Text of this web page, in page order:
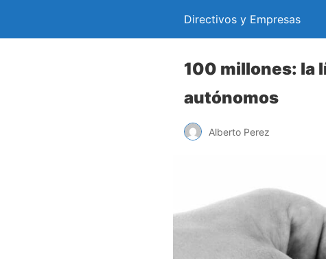
Directivos y Empresas
100 millones: la
autónomos
Alberto Perez